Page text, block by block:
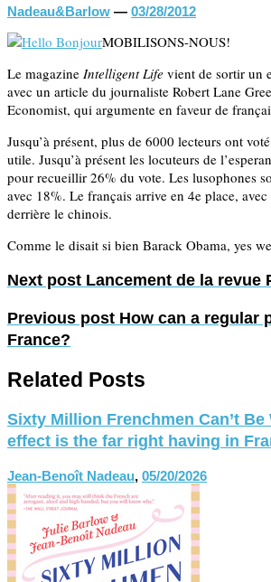
Nadeau&Barlow — 03/28/2012
MOBILISONS-NOUS!
Le magazine Intelligent Life vient de sortir un
avec un article du journaliste Robert Lane
Economist, qui argumente en faveur de
Jusqu’à présent, plus de 6000 lecteurs ont
utile. Jusqu’à présent les locuteurs de
pour recueillir 26% du vote. Les lusophones
avec 18%. Le français arrive en 4e place,
derrière le chinois.
Comme le disait si bien Barack Obama, yes
Next post Lancement de la revue
Previous post How can a regular
France?
Related Posts
Sixty Million Frenchmen Can’t Be
effect is the far right having in
Jean-Benoît Nadeau, 05/20/2026